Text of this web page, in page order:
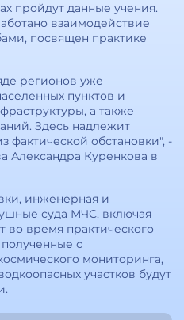
пройдут данные учения.
взаимодействие
посвящен практике
регионов уже
пунктов и
а также
Здесь надлежит
фактической обстановки", -
Александра Куренкова в
инженерная и
суда МЧС, включая
во время практического
с
мониторинга,
участков будут